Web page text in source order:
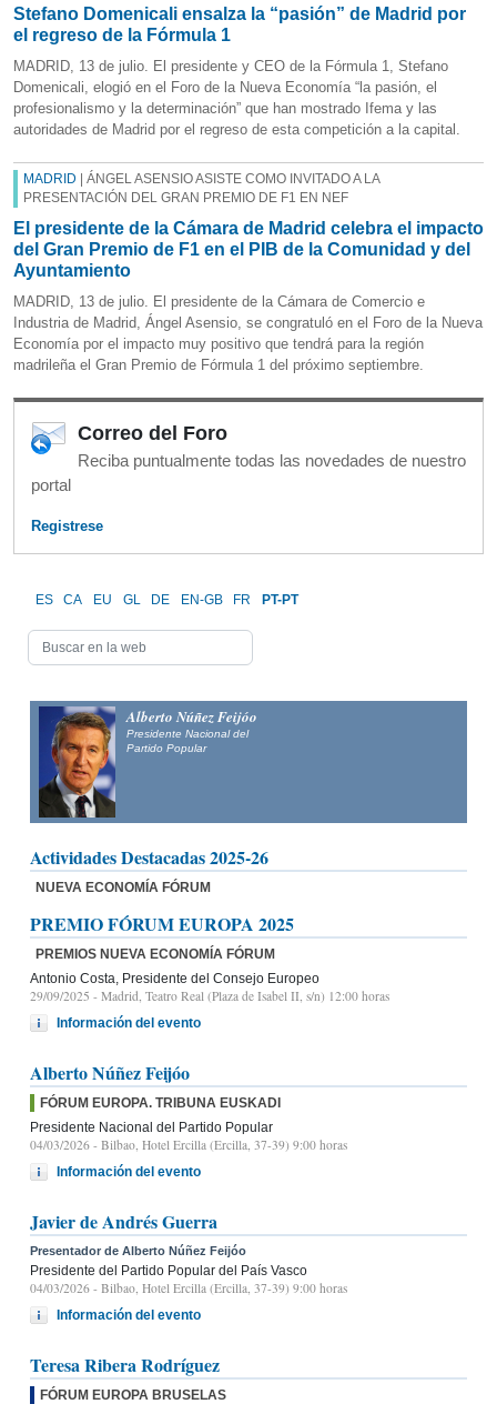
Stefano Domenicali ensalza la “pasión” de Madrid por
el regreso de la Fórmula 1
MADRID, 13 de julio. El presidente y CEO de la Fórmula 1, Stefano
Domenicali, elogió en el Foro de la Nueva Economía “la pasión, el
profesionalismo y la determinación” que han mostrado Ifema y las
autoridades de Madrid por el regreso de esta competición a la capital.
MADRID | ÁNGEL ASENSIO ASISTE COMO INVITADO A LA
PRESENTACIÓN DEL GRAN PREMIO DE F1 EN NEF
El presidente de la Cámara de Madrid celebra el impacto
del Gran Premio de F1 en el PIB de la Comunidad y del
Ayuntamiento
MADRID, 13 de julio. El presidente de la Cámara de Comercio e
Industria de Madrid, Ángel Asensio, se congratuló en el Foro de la Nueva
Economía por el impacto muy positivo que tendrá para la región
madrileña el Gran Premio de Fórmula 1 del próximo septiembre.
Correo del Foro
Reciba puntualmente todas las novedades de nuestro
portal
Registrese
ES CA EU GL DE EN-GB FR PT-PT
Alberto Núñez Feijóo
Presidente Nacional del
Partido Popular
Actividades Destacadas 2025-26
NUEVA ECONOMÍA FÓRUM
PREMIO FÓRUM EUROPA 2025
PREMIOS NUEVA ECONOMÍA FÓRUM
Antonio Costa, Presidente del Consejo Europeo
29/09/2025 - Madrid, Teatro Real (Plaza de Isabel II, s/n) 12:00 horas
Información del evento
Alberto Núñez Feijóo
FÓRUM EUROPA. TRIBUNA EUSKADI
Presidente Nacional del Partido Popular
04/03/2026 - Bilbao, Hotel Ercilla (Ercilla, 37-39) 9:00 horas
Información del evento
Javier de Andrés Guerra
Presentador de Alberto Núñez Feijóo
Presidente del Partido Popular del País Vasco
04/03/2026 - Bilbao, Hotel Ercilla (Ercilla, 37-39) 9:00 horas
Información del evento
Teresa Ribera Rodríguez
FÓRUM EUROPA BRUSELAS